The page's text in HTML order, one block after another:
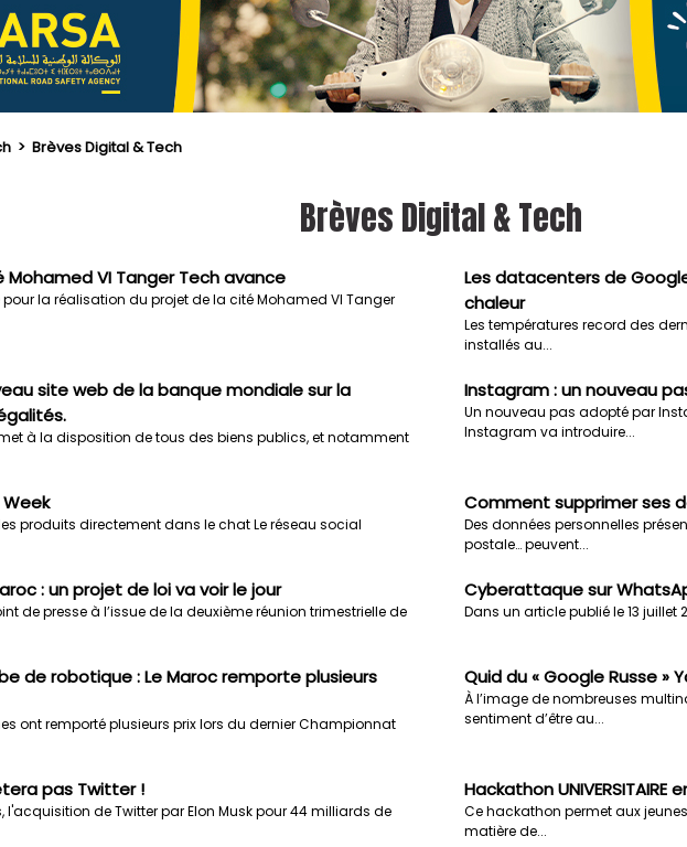
> Brèves Digital & Tech
Brèves Digital & Tech
VI Tanger Tech avance
la réalisation du projet de la cité Mohamed VI Tanger
Les datacenters de
chaleur
Les températures record des
installés au...
site web de la banque mondiale sur la
à la disposition de tous des biens publics, et notamment
Instagram : un nouveau
Un nouveau pas adopté par
Instagram va introduire...
produits directement dans le chat Le réseau social
Comment supprimer ses
Des données personnelles
postale… peuvent...
: un projet de loi va voir le jour
de presse à l’issue de la deuxième réunion trimestrielle de
Cyberattaque sur
Dans un article publié le 13 juillet
de robotique : Le Maroc remporte plusieurs
ont remporté plusieurs prix lors du dernier Championnat
Quid du « Google Russe »
À l’image de nombreuses
sentiment d’être au...
pas Twitter !
l'acquisition de Twitter par Elon Musk pour 44 milliards de
Hackathon UNIVERSITAIRE
Ce hackathon permet aux
matière de...